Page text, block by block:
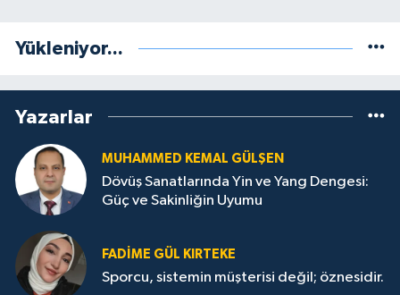
Yükleniyor...
Yazarlar
MUHAMMED KEMAL GÜLŞEN
Dövüş Sanatlarında Yin ve Yang Dengesi:
Güç ve Sakinliğin Uyumu
FADIME GÜL KIRTEKE
Sporcu, sistemin müşterisi değil; öznesidir.